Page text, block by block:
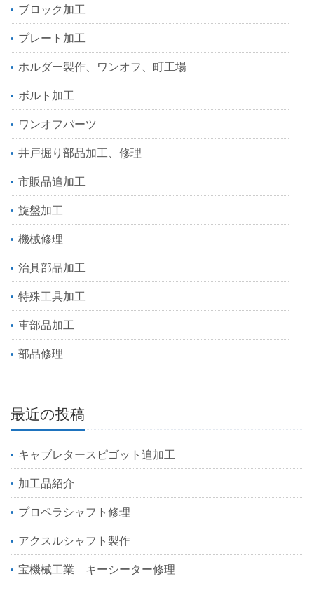
ブロック加工
プレート加工
ホルダー製作、ワンオフ、町工場
ボルト加工
ワンオフパーツ
井戸掘り部品加工、修理
市販品追加工
旋盤加工
機械修理
治具部品加工
特殊工具加工
車部品加工
部品修理
最近の投稿
キャブレタースピゴット追加工
加工品紹介
プロペラシャフト修理
アクスルシャフト製作
宝機械工業 キーシーター修理